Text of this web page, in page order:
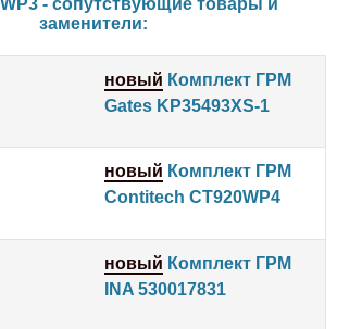
- сопутствующие товары и
заменители:
новый Комплект ГРМ
Gates KP35493XS-1
новый Комплект ГРМ
Contitech CT920WP4
новый Комплект ГРМ
INA 530017831